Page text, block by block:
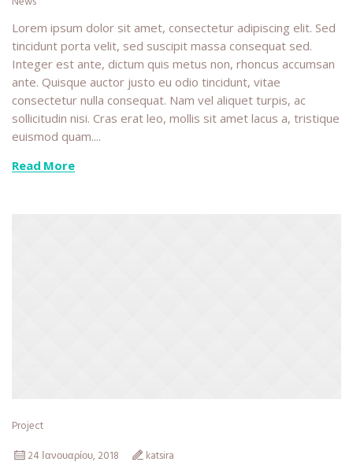
Lorem ipsum dolor sit amet, consectetur adipiscing elit. Sed
tincidunt porta velit, sed suscipit massa consequat sed.
Integer est ante, dictum quis metus non, rhoncus accumsan
ante. Quisque auctor justo eu odio tincidunt, vitae
consectetur nulla consequat. Nam vel aliquet turpis, ac
sollicitudin nisi. Cras erat leo, mollis sit amet lacus a, tristique
euismod quam....
Read More
Project
24 Ιανουαρίου, 2018
katsira